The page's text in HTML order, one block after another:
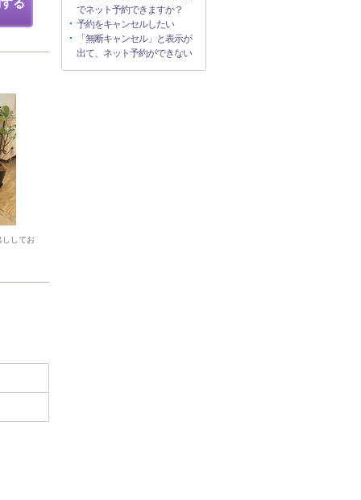
る
ししてお
でネット予約できますか？
予約をキャンセルしたい
「無断キャンセル」と表示が
出て、ネット予約ができない